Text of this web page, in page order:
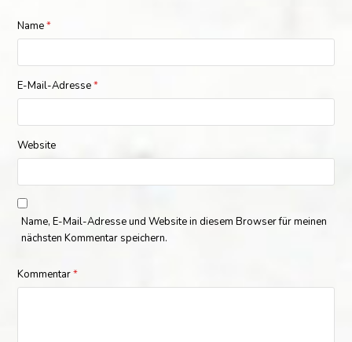
Name*
E-Mail-Adresse*
Website
Name, E-Mail-Adresse und Website in diesem Browser für meinen
nächsten Kommentar speichern.
Kommentar*